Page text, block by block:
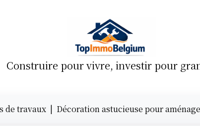
Construire pour vivre, investir pour
|Décoration astucieuse pour aménager une